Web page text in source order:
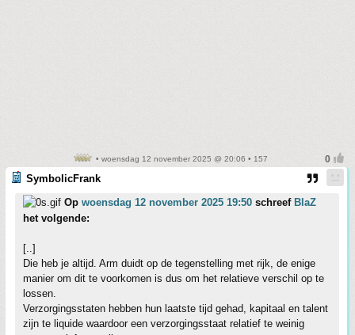
• woensdag 12 november 2025 @ 20:06 • 157
SymbolicFrank
Op woensdag 12 november 2025 19:50 schreef BlaZ
het volgende:
[..]
Die heb je altijd. Arm duidt op de tegenstelling met rijk, de enige
manier om dit te voorkomen is dus om het relatieve verschil op te
lossen.
Verzorgingsstaten hebben hun laatste tijd gehad, kapitaal en talent
zijn te liquide waardoor een verzorgingsstaat relatief te weinig